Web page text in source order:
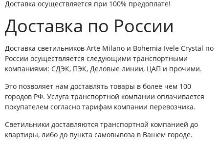
Доставка осуществляется при 100% предоплате!
Доставка по России
Доставка светильников Arte Milano и Bohemia Ivele Crystal по
России осуществляется следующими транспортными
компаниями: СДЭК, ПЭК, Деловые линии, ЦАП и прочими.
Это позволяет нам доставлять товары в более чем 100
городов РФ. Услуга транспортной компании оплачивается
покупателем согласно тарифам компании перевозчика.
Светильники доставляются транспортной компанией до
квартиры, либо до пункта самовывоза в Вашем городе.